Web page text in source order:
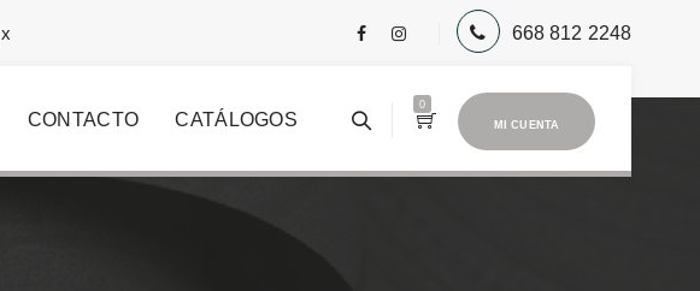
668 812 2248
MI CUENTA
0
CONTACTO CATÁLOGOS